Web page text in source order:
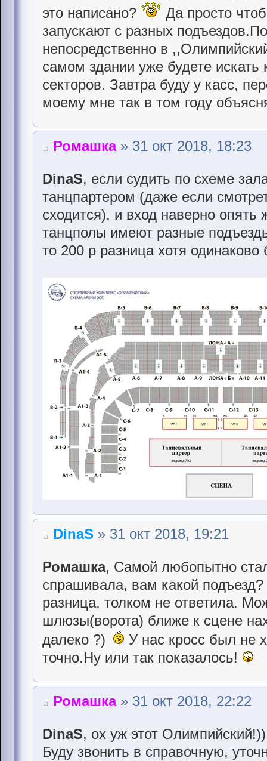
это написано?
Да просто
запускают с разных
непосредственно в
самом здании уже будете искать
секторов. Завтра буду у касс,
моему мне так в том году
Ромашка» 31 окт 2018, 18:23
DinaS, если судить по схеме
танцпартером (даже если
сходится), и вход наверно опять
танцполы имеют разные
то 200 р разница хотя
DinaS » 31 окт 2018, 19:21
Ромашка, Самой любопытно
спрашивала, вам какой
разница, толком не ответила.
шлюзы(ворота) ближе к сцене
далеко ?)
У нас кросс был не
точно.Ну или так показалось!
Ромашка» 31 окт 2018, 22:22
DinaS, ох уж этот Олимпийский!))
Буду звонить в справочную,